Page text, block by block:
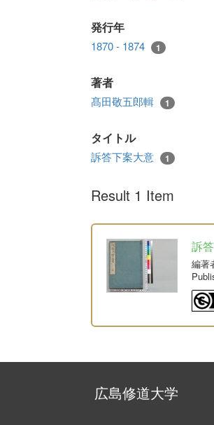
発行年
1870 - 1874 1
著者
髙田敬五郎輯 1
タイトル
訴答下案大意 1
Result 1 Item
訴
編著
広島修道大学